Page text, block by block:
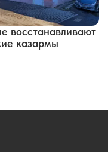
восстанавливают
казармы